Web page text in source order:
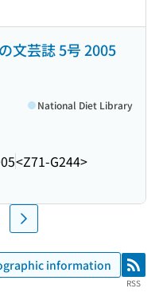
文芸誌 5号 2005
<Z71-G244>
National Diet Library
information RSS
RSS